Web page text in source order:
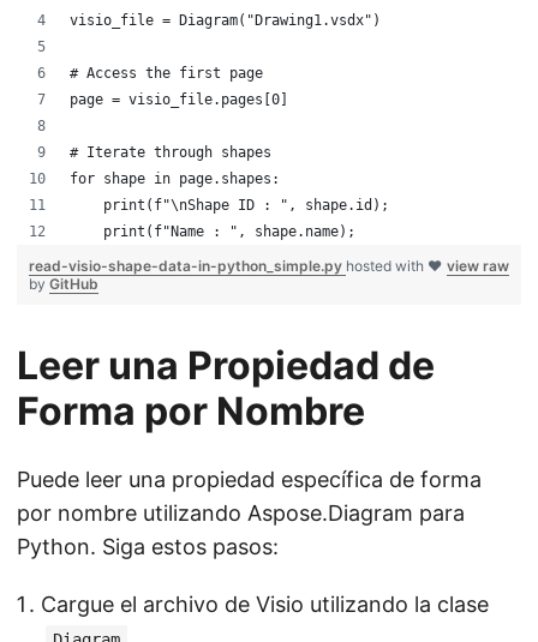
visio_file = Diagram("Drawing1.vsdx")
# Access the first page
page = visio_file.pages[0]
# Iterate through shapes
for shape in page.shapes:
    print(f"\nShape ID : ", shape.id);
    print(f"Name : ", shape.name);
view raw
read-visio-shape-data-in-python_simple.py hosted with ❤
by GitHub
Leer una Propiedad de
Forma por Nombre
Puede leer una propiedad específica de forma
por nombre utilizando Aspose.Diagram para
Python. Siga estos pasos:
Cargue el archivo de Visio utilizando la clase